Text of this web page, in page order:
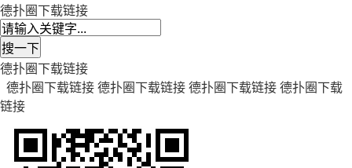
德扑圈下载链接
德扑圈下载链接
德扑圈下载链接 德扑圈下载链接 德扑圈下载链接 德扑圈下载
链接